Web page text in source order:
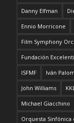
Danny Elfman
Ennio Morricone
Film Symphony
Fundación
ISFMF Iván
John Williams
Michael Giacchino
Orquesta Sinfónica